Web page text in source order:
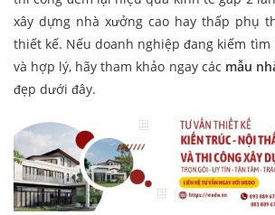
xây dựng nhà xưởng cao hay thấp phụ
thiết kế. Nếu doanh nghiệp đang kiếm
và hợp lý, hãy tham khảo ngay các mẫu
đẹp dưới đây.